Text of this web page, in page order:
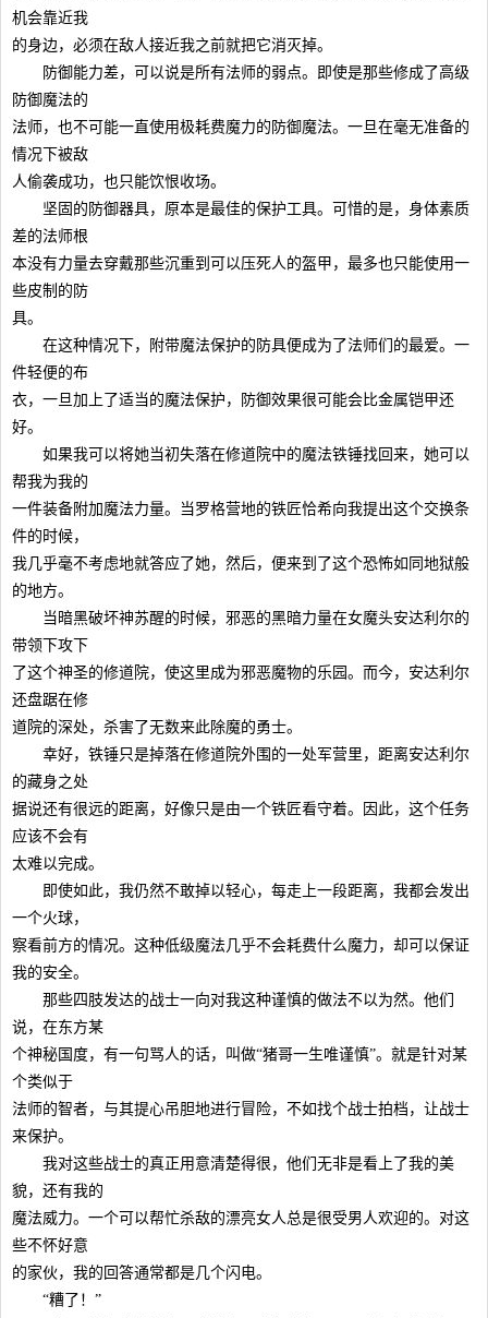
机会靠近我
的身边，必须在敌人接近我之前就把它消灭掉。
防御能力差，可以说是所有法师的弱点。即使是那些修成了高级
防御魔法的
法师，也不可能一直使用极耗费魔力的防御魔法。一旦在毫无准备的
情况下被敌
人偷袭成功，也只能饮恨收场。
坚固的防御器具，原本是最佳的保护工具。可惜的是，身体素质
差的法师根
本没有力量去穿戴那些沉重到可以压死人的盔甲，最多也只能使用一
些皮制的防
具。
在这种情况下，附带魔法保护的防具便成为了法师们的最爱。一
件轻便的布
衣，一旦加上了适当的魔法保护，防御效果很可能会比金属铠甲还
好。
如果我可以将她当初失落在修道院中的魔法铁锤找回来，她可以
帮我为我的
一件装备附加魔法力量。当罗格营地的铁匠恰希向我提出这个交换条
件的时候，
我几乎毫不考虑地就答应了她，然后，便来到了这个恐怖如同地狱般
的地方。
当暗黑破坏神苏醒的时候，邪恶的黑暗力量在女魔头安达利尔的
带领下攻下
了这个神圣的修道院，使这里成为邪恶魔物的乐园。而今，安达利尔
还盘踞在修
道院的深处，杀害了无数来此除魔的勇士。
幸好，铁锤只是掉落在修道院外围的一处军营里，距离安达利尔
的藏身之处
据说还有很远的距离，好像只是由一个铁匠看守着。因此，这个任务
应该不会有
太难以完成。
即使如此，我仍然不敢掉以轻心，每走上一段距离，我都会发出
一个火球，
察看前方的情况。这种低级魔法几乎不会耗费什么魔力，却可以保证
我的安全。
那些四肢发达的战士一向对我这种谨慎的做法不以为然。他们
说，在东方某
个神秘国度，有一句骂人的话，叫做“猪哥一生唯谨慎”。就是针对某
个类似于
法师的智者，与其提心吊胆地进行冒险，不如找个战士拍档，让战士
来保护。
我对这些战士的真正用意清楚得很，他们无非是看上了我的美
貌，还有我的
魔法威力。一个可以帮忙杀敌的漂亮女人总是很受男人欢迎的。对这
些不怀好意
的家伙，我的回答通常都是几个闪电。
“糟了！”